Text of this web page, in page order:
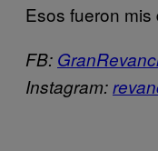
Esos fueron
FB:
Instagram: